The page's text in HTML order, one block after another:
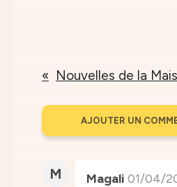
AJOUTER UN
M Magali 01/04/